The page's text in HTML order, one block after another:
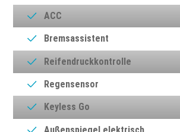
ACC
Bremsassistent
Reifendruckkontrolle
Regensensor
Keyless Go